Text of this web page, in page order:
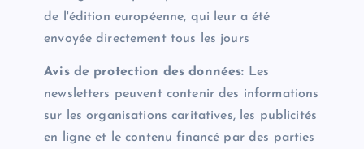
de l'édition européenne, qui leur a été
envoyée directement tous les jours
Avis de protection des données: Les
newsletters peuvent contenir des informations
sur les organisations caritatives, les publicités
en ligne et le contenu financé par des parties